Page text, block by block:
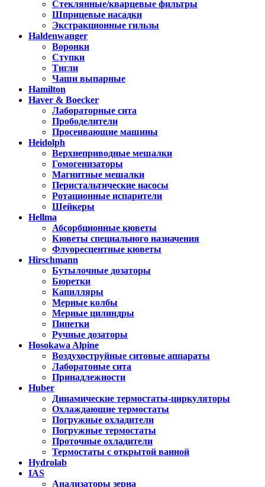
Стеклянные/кварцевые фильтры
Шприцевые насадки
Экстракционные гильзы
Haldenwanger
Воронки
Ступки
Тигли
Чаши выпарные
Hamilton
Haver & Boecker
Лабораторные сита
Прободелители
Просеивающие машины
Heidolph
Верхнеприводные мешалки
Гомогенизаторы
Магнитные мешалки
Перистальтические насосы
Ротационные испарители
Шейкеры
Hellma
Абсорбционные кюветы
Кюветы специального назначения
Флуоресцентные кюветы
Hirschmann
Бутылочные дозаторы
Бюретки
Капилляры
Мерные колбы
Мерные цилиндры
Пипетки
Ручные дозаторы
Hosokawa Alpine
Воздухоструйные ситовые аппараты
Лаборатоные сита
Принадлежности
Huber
Динамические термостаты-циркуляторы
Охлаждающие термостаты
Погружные охладители
Погружные термостаты
Проточные охладители
Термостаты с открытой ванной
Hydrolab
IAS
Анализаторы зерна